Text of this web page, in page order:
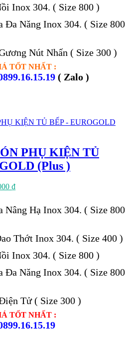
Inox 304. ( Size 800 )
Đa Năng Inox 304. ( Size 800
Nút Nhấn ( Size 300 )
TỐT NHẤT :
( Zalo )
PHỤ KIỆN TỦ
(Plus )
₫.
₫Giá
tại
là:
Nâng Hạ Inox 304. ( Size 800
Thớt Inox 304. ( Size 400 )
Inox 304. ( Size 800 )
Đa Năng Inox 304. ( Size 800
Tử ( Size 300 )
TỐT NHẤT :